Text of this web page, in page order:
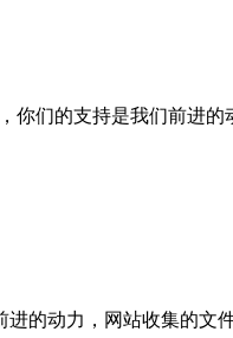
你们的支持是我们前进
的动力，网站收集的文